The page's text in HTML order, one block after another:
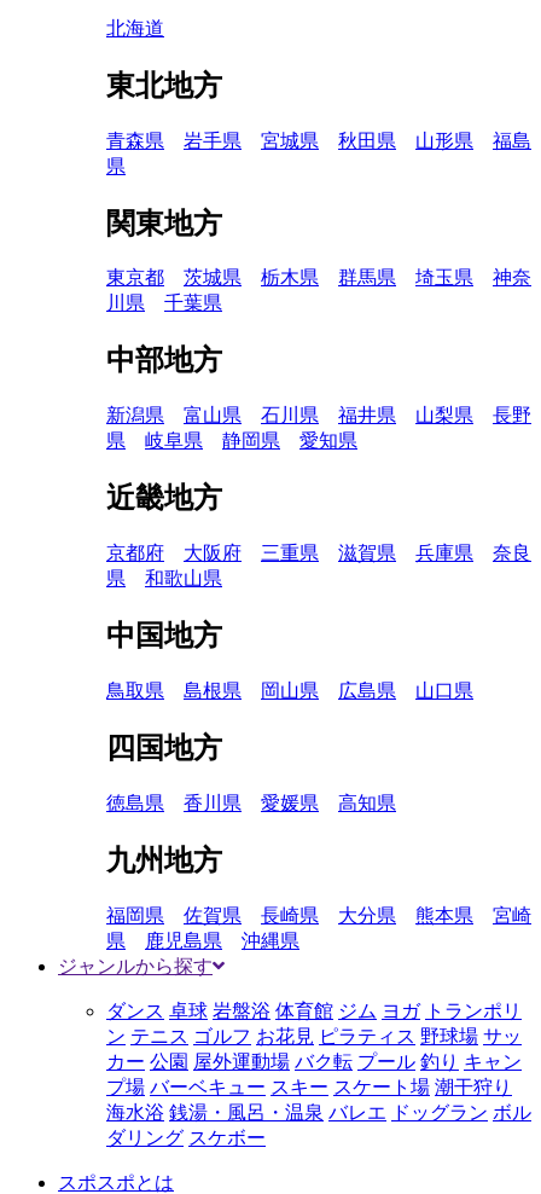
北海道
東北地方
青森県 岩手県 宮城県 秋田県 山形県
福島
県
関東地方
東京都 茨城県 栃木県 群馬県 埼玉県
神奈
川県
千葉県
中部地方
新潟県 富山県 石川県 福井県 山梨県
長野
県
岐阜県 静岡県 愛知県
近畿地方
京都府 大阪府 三重県 滋賀県 兵庫県
奈良
県
和歌山県
中国地方
鳥取県 島根県 岡山県 広島県 山口県
四国地方
徳島県 香川県 愛媛県 高知県
九州地方
福岡県 佐賀県 長崎県 大分県 熊本県
宮崎
県
鹿児島県
沖縄県
ジャンルから探す
ダンス 卓球 岩盤浴 体育館 ジム ヨガ トランポリ
ン テニス ゴルフ お花見 ピラティス 野球場 サッ
カー 公園 屋外運動場 バク転 プール 釣り キャン
プ場 バーベキュー スキー スケート場 潮干狩り
海水浴 銭湯・風呂・温泉 バレエ ドッグラン ボル
ダリング スケボー
スポスポとは